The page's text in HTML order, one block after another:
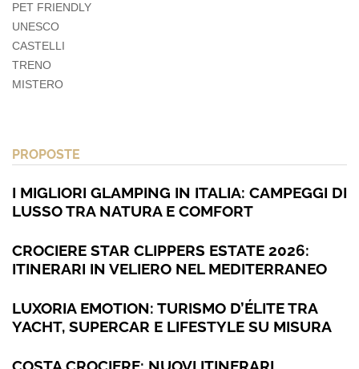
PET FRIENDLY
UNESCO
CASTELLI
TRENO
MISTERO
PROPOSTE
I MIGLIORI GLAMPING IN ITALIA: CAMPEGGI DI
LUSSO TRA NATURA E COMFORT
CROCIERE STAR CLIPPERS ESTATE 2026:
ITINERARI IN VELIERO NEL MEDITERRANEO
LUXORIA EMOTION: TURISMO D’ÉLITE TRA
YACHT, SUPERCAR E LIFESTYLE SU MISURA